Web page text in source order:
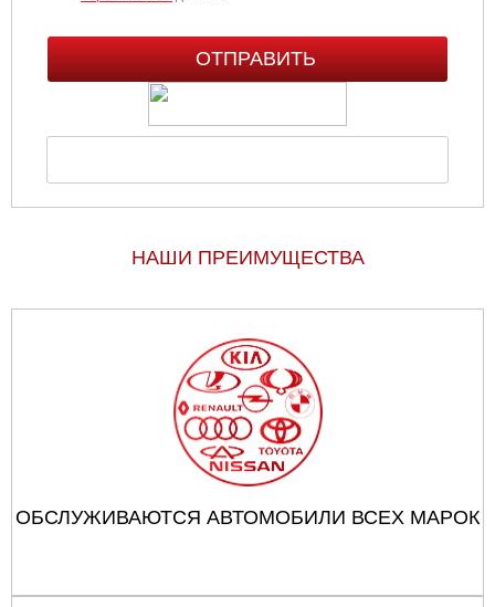
НАШИ ПРЕИМУЩЕСТВА
ОБСЛУЖИВАЮТСЯ АВТОМОБИЛИ ВСЕХ МАРОК